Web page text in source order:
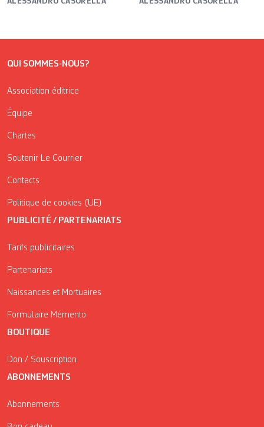
QUI SOMMES-NOUS?
Association éditrice
Équipe
Chartes
Soutenir Le Courrier
Contacts
Politique de cookies (UE)
PUBLICITÉ / PARTENARIATS
Tarifs publicitaires
Partenariats
Naissances et Mortuaires
Formulaire Mémento
BOUTIQUE
Don / Souscription
ABONNEMENTS
Abonnements